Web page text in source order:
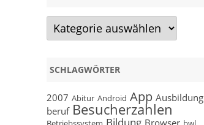
Kategorien
SCHLAGWÖRTER
2007 Abitur Android App Ausbildung
beruf Besucherzahlen
Bildung